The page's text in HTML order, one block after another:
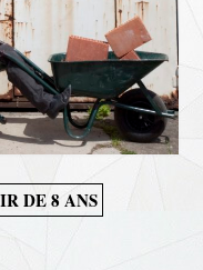
DE 8 ANS